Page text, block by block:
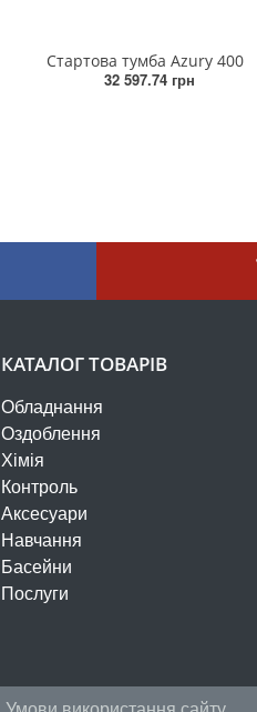
Стартова тумба Azury 400
32 597.74 грн
КАТАЛОГ ТОВАРІВ
Обладнання
Оздоблення
Хімія
Контроль
Аксесуари
Навчання
Басейни
Послуги